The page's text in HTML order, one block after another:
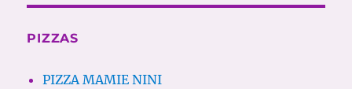
PIZZAS
PIZZA MAMIE NINI